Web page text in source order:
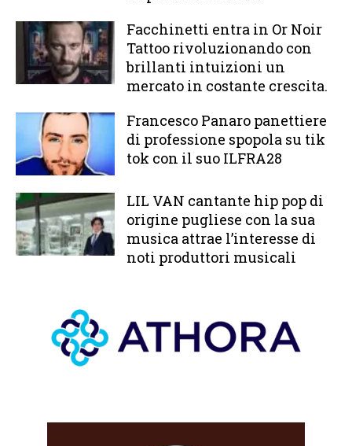
Facchinetti entra in Or Noir
Tattoo rivoluzionando con
brillanti intuizioni un
mercato in costante crescita.
Francesco Panaro panettiere
di professione spopola su tik
tok con il suo ILFRA28
LIL VAN cantante hip pop di
origine pugliese con la sua
musica attrae l’interesse di
noti produttori musicali